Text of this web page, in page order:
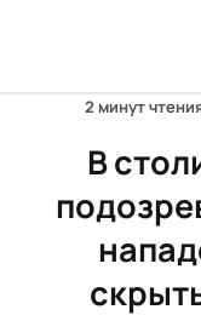
2 минут
В